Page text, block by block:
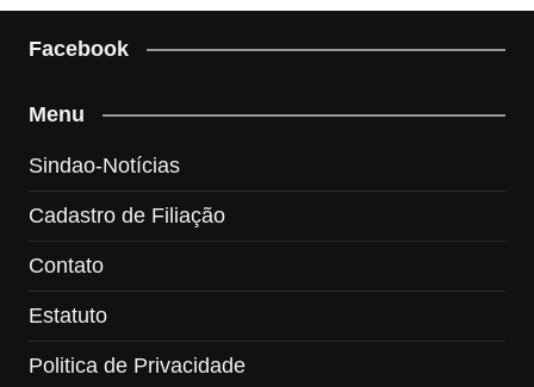
Facebook
Menu
Sindao-Notícias
Cadastro de Filiação
Contato
Estatuto
Politica de Privacidade